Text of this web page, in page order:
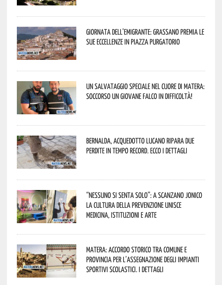
Giornata dell’Emigrante: Grassano premia le
sue eccellenze in Piazza Purgatorio
Un salvataggio speciale nel cuore di Matera:
soccorso un giovane falco in difficoltà!
Bernalda, Acquedotto Lucano ripara due
perdite in tempo record. Ecco i dettagli
“Nessuno si senta solo”: a Scanzano Jonico
la cultura della prevenzione unisce
medicina, istituzioni e arte
Matera: accordo storico tra Comune e
Provincia per l’assegnazione degli impianti
sportivi scolastici. I dettagli